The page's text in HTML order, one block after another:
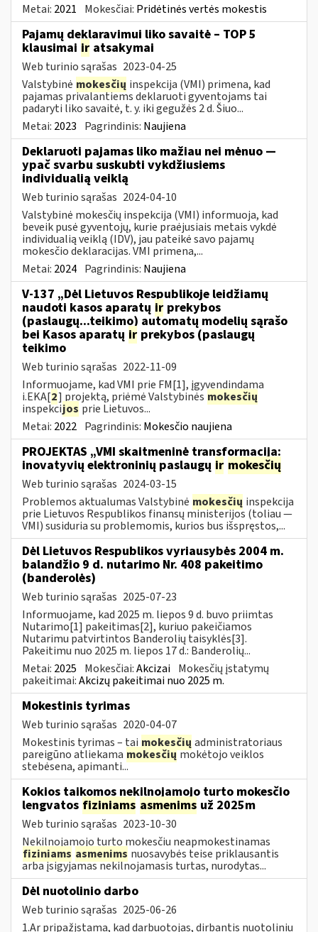
Metai: 2021 Mokesčiai: Pridėtinės vertės mokestis
Pajamų deklaravimui liko savaitė – TOP 5
klausimai ir atsakymai
Web turinio sąrašas 2023-04-25
Valstybinė mokesčių inspekcija (VMI) primena, kad
pajamas privalantiems deklaruoti gyventojams tai
padaryti liko savaitė, t. y. iki gegužės 2 d. Šiuo...
Metai: 2023 Pagrindinis: Naujiena
Deklaruoti pajamas liko mažiau nei mėnuo —
ypač svarbu suskubti vykdžiusiems
individualią veiklą
Web turinio sąrašas 2024-04-10
Valstybinė mokesčių inspekcija (VMI) informuoja, kad
beveik pusė gyventojų, kurie praėjusiais metais vykdė
individualią veiklą (IDV), jau pateikė savo pajamų
mokesčio deklaracijas. VMI primena,...
Metai: 2024 Pagrindinis: Naujiena
V-137 „Dėl Lietuvos Respublikoje leidžiamų
naudoti kasos aparatų ir prekybos
(paslaugų...teikimo) automatų modelių sąrašo
bei Kasos aparatų ir prekybos (paslaugų
teikimo
Web turinio sąrašas 2022-11-09
Informuojame, kad VMI prie FM[1], įgyvendindama
i.EKA[2] projektą, priėmė Valstybinės mokesčių
inspekcijos prie Lietuvos...
Metai: 2022 Pagrindinis: Mokesčio naujiena
PROJEKTAS „VMI skaitmeninė transformacija:
inovatyvių elektroninių paslaugų ir mokesčių
Web turinio sąrašas 2024-03-15
Problemos aktualumas Valstybinė mokesčių inspekcija
prie Lietuvos Respublikos finansų ministerijos (toliau ―
VMI) susiduria su problemomis, kurios bus išspręstos,...
Dėl Lietuvos Respublikos vyriausybės 2004 m.
balandžio 9 d. nutarimo Nr. 408 pakeitimo
(banderolės)
Web turinio sąrašas 2025-07-23
Informuojame, kad 2025 m. liepos 9 d. buvo priimtas
Nutarimo[1] pakeitimas[2], kuriuo pakeičiamos
Nutarimu patvirtintos Banderolių taisyklės[3].
Pakeitimu nuo 2025 m. liepos 17 d.: Banderolių...
Metai: 2025 Mokesčiai:Akcizai Mokesčių įstatymų
pakeitimai:Akcizų pakeitimai nuo 2025 m.
Mokestinis tyrimas
Web turinio sąrašas 2020-04-07
Mokestinis tyrimas – tai mokesčių administratoriaus
pareigūno atliekama mokesčiųmokėtojo veiklos
stebėsena, apimanti...
Kokios taikomos nekilnojamojo turto mokesčio
lengvatos fiziniams asmenims už 2025m
Web turinio sąrašas 2023-10-30
Nekilnojamojo turto mokesčiu neapmokestinamas
fiziniams asmenims nuosavybės teise priklausantis
arba įsigyjamas nekilnojamasis turtas, nurodytas...
Dėl nuotolinio darbo
Web turinio sąrašas 2025-06-26
1.Ar pripažįstama, kad darbuotojas, dirbantis nuotoliniu